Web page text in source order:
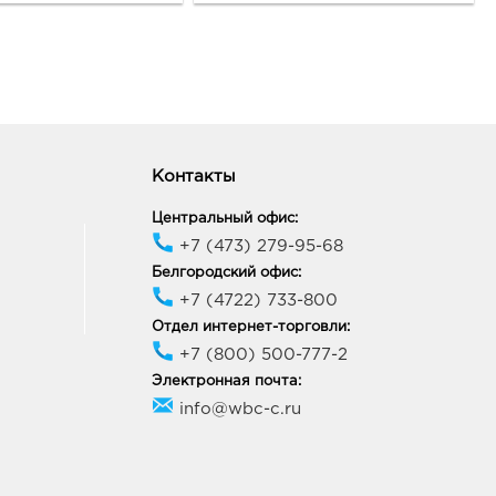
ост-ка Стадион:
Белгородская обл, г
соор. 50б
9:00 - 20:00
Тенистый: руб.
Контакты
Центральный офис:
+7 (473) 279-95-68
Белгородский офис:
+7 (4722) 733-800
Отдел интернет-торговли:
+7 (800) 500-777-2
Электронная почта:
info@wbc-c.ru